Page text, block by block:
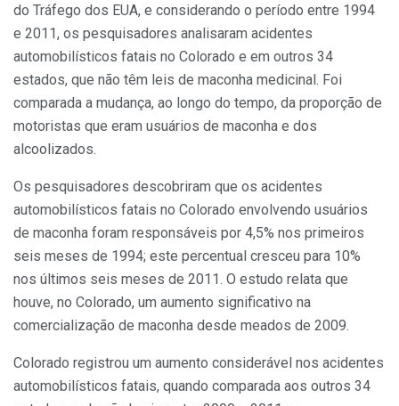
do Tráfego dos EUA, e considerando o período entre 1994
e 2011, os pesquisadores analisaram acidentes
automobilísticos fatais no Colorado e em outros 34
estados, que não têm leis de maconha medicinal. Foi
comparada a mudança, ao longo do tempo, da proporção de
motoristas que eram usuários de maconha e dos
alcoolizados.
Os pesquisadores descobriram que os acidentes
automobilísticos fatais no Colorado envolvendo usuários
de maconha foram responsáveis por 4,5% nos primeiros
seis meses de 1994; este percentual cresceu para 10%
nos últimos seis meses de 2011. O estudo relata que
houve, no Colorado, um aumento significativo na
comercialização de maconha desde meados de 2009.
Colorado registrou um aumento considerável nos acidentes
automobilísticos fatais, quando comparada aos outros 34